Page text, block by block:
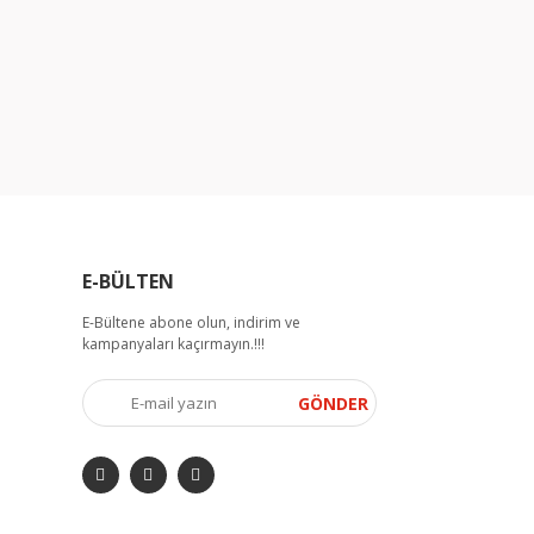
E-BÜLTEN
E-Bültene abone olun, indirim ve
kampanyaları kaçırmayın.!!!
GÖNDER